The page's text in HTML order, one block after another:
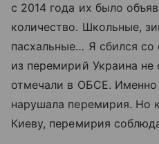
с 2014 года их было
количество. Школьные,
пасхальные… Я сбился со
из перемирий Украина
отмечали в ОБСЕ. Именно
нарушала перемирия. Но
Киеву, перемирия